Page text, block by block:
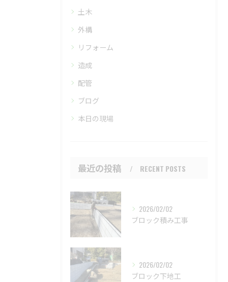
土木
外構
リフォーム
造成
配管
ブログ
本日の現場
最近の投稿 RECENT POSTS
2026/02/02
ブロック積み工事
2026/02/02
ブロック下地工